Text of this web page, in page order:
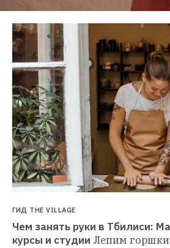
ГИД THE VILLAGE
Чем занять руки в Тбилиси:
курсы и студии Лепим